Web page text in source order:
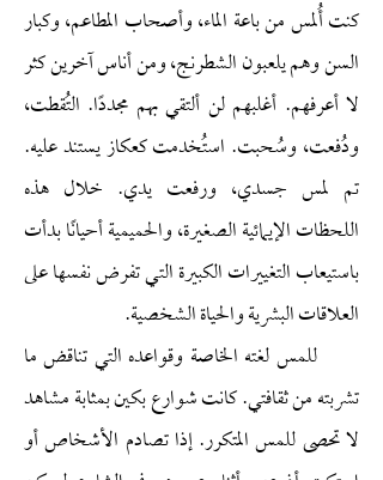
كنت أُلمس من باعة الماء، وأصحاب المطاعم، وكبار
السن وهم يلعبون الشطرنج، ومن أناس آخرين كثر
لا أعرفهم. أغلبهم لن ألتقي بهم مجددًا. التُقطت،
ودُفعت، وسُحبت. استُخدمت كعكاز يستند عليه.
تم لمس جسدي، ورفعت يدي. خلال هذه
اللحظات الإيمائية الصغيرة، والحميمية أحيانًا بدأت
باستيعاب التغييرات الكبيرة التي تفرض نفسها على
العلاقات البشرية والحياة الشخصية.
للمس لغته الخاصة وقواعده التي تناقض ما
تشربته من ثقافتي. كانت شوارع بكين بمثابة مشاهد
لا تحصى للمس المتكرر. إذا تصادم الأشخاص أو